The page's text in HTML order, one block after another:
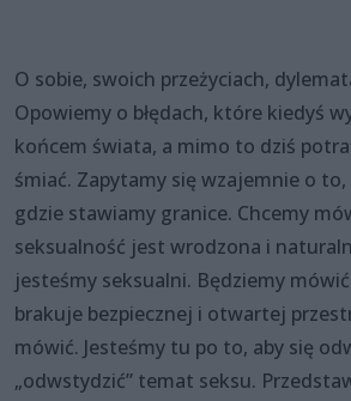
O sobie, swoich przeżyciach,
Opowiemy o błędach, które kiedyś
końcem świata, a mimo to dziś
śmiać. Zapytamy się wzajemnie o
gdzie stawiamy granice. Chcemy
seksualność jest wrodzona i
jesteśmy seksualni. Będziemy
brakuje bezpiecznej i otwartej
mówić. Jesteśmy tu po to, aby się
„odwstydzić” temat seksu.